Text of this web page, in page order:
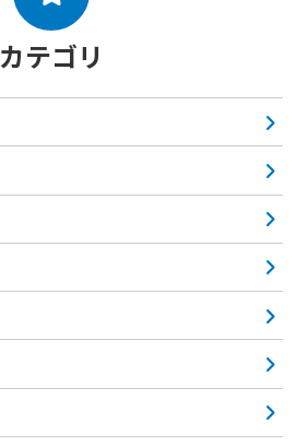
カテゴリ